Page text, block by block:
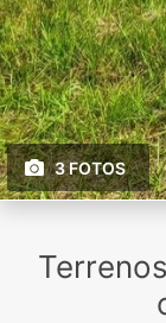
3 FOTOS